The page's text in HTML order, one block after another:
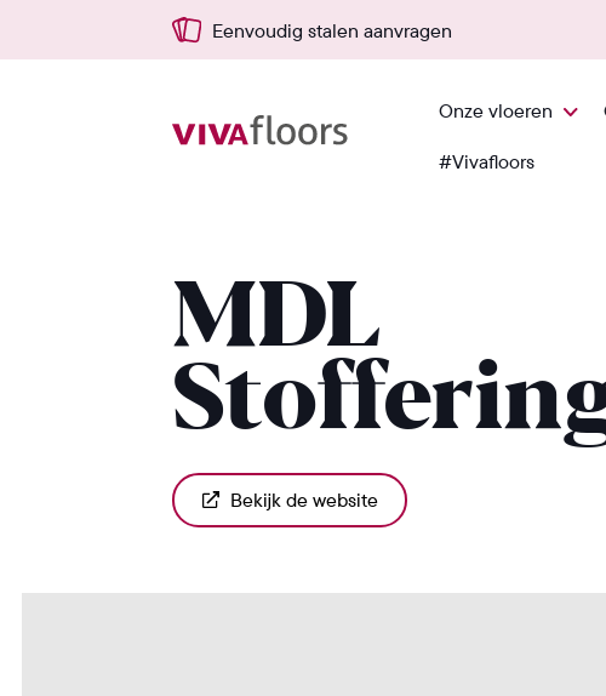
Eenvoudig stalen aanvragen
Onze vloeren
#Vivafloors
MDL
Bekijk de website